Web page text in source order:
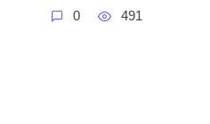
0 491